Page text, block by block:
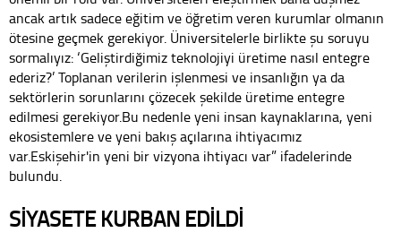
ancak artık sadece eğitim ve öğretim veren kurumlar olmanın
ötesine geçmek gerekiyor. Üniversitelerle birlikte şu soruyu
sormalıyız: ‘Geliştirdiğimiz teknolojiyi üretime nasıl entegre
ederiz?’ Toplanan verilerin işlenmesi ve insanlığın ya da
sektörlerin sorunlarını çözecek şekilde üretime entegre
edilmesi gerekiyor.Bu nedenle yeni insan kaynaklarına, yeni
ekosistemlere ve yeni bakış açılarına ihtiyacımız
var.Eskişehir'in yeni bir vizyona ihtiyacı var” ifadelerinde
bulundu.
SİYASETE KURBAN EDİLDİ